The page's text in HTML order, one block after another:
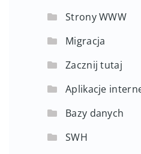
Strony WWW
Migracja
Zacznij tutaj
Aplikacje
Bazy danych
SWH